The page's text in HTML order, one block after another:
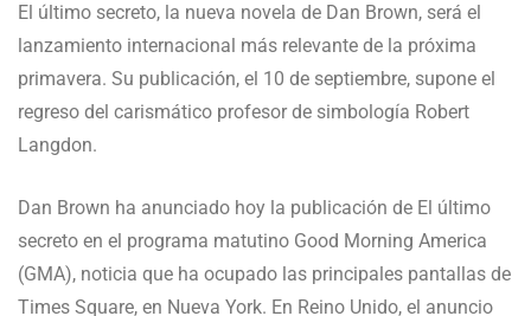
El último secreto, la nueva novela de Dan Brown, será el
lanzamiento internacional más relevante de la próxima
primavera. Su publicación, el 10 de septiembre, supone el
regreso del carismático profesor de simbología Robert
Langdon.
Dan Brown ha anunciado hoy la publicación de El último
secreto en el programa matutino Good Morning America
(GMA), noticia que ha ocupado las principales pantallas de
Times Square, en Nueva York. En Reino Unido, el anuncio